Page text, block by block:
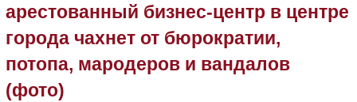
арестованный бизнес-центр в центре
города чахнет от бюрократии,
потопа, мародеров и вандалов
(фото)